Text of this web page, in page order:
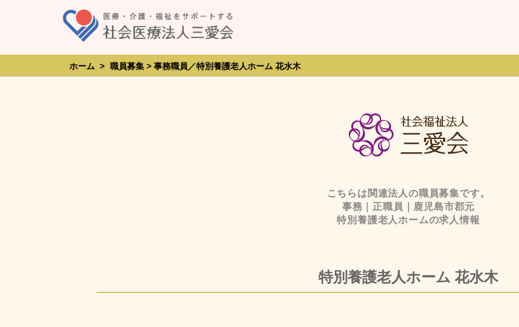
ホーム > 職員募集 > 事務職員／特別養護老人ホーム 花水木
こちらは関連法人の職員募集です。
事務｜正職員｜鹿児島市郡元
特別養護老人ホームの求人情報
特別養護老人ホーム 花水木